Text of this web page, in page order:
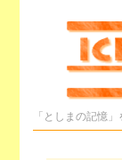
「としまの記憶